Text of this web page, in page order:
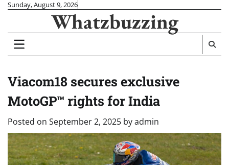
Skip
content
Sunday, August 9, 2026
Whatzbuzzing
Viacom18 secures exclusive
MotoGP™ rights for India
Posted on September 2, 2025 byadmin